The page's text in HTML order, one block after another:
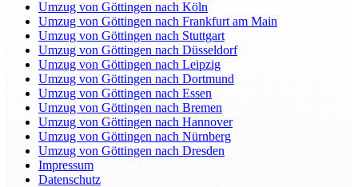
Umzug von Göttingen nach Köln
Umzug von Göttingen nach Frankfurt am Main
Umzug von Göttingen nach Stuttgart
Umzug von Göttingen nach Düsseldorf
Umzug von Göttingen nach Leipzig
Umzug von Göttingen nach Dortmund
Umzug von Göttingen nach Essen
Umzug von Göttingen nach Bremen
Umzug von Göttingen nach Hannover
Umzug von Göttingen nach Nürnberg
Umzug von Göttingen nach Dresden
Impressum
Datenschutz